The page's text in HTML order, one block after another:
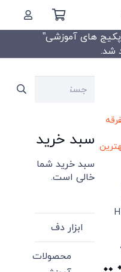
های آموزشی”
جستجو
سبد خرید
سبد خرید شما
خالی است.
ابزار دف
محصولات